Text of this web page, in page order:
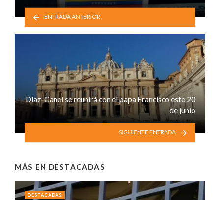
ENTRADA ANTERIOR
Díaz-Canel se reunirá con el papa Francisco este 20
de junio
SIGUIENTE ENTRADA
MÁS EN DESTACADAS
DESTACADAS